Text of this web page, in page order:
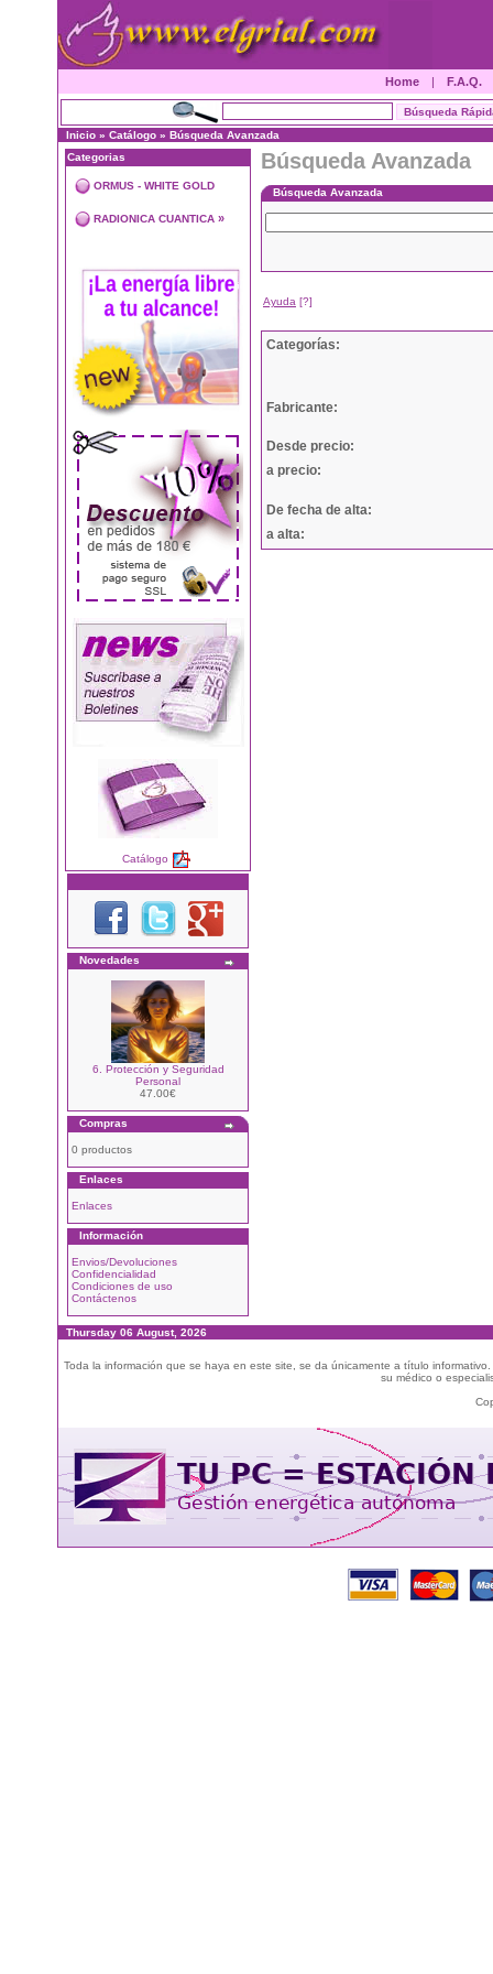
Home | F.A.Q.
Inicio » Catálogo » Búsqueda Avanzada
Categorias
ORMUS - WHITE GOLD
RADIONICA CUANTICA »
Catálogo
Novedades
6. Protección y Seguridad
Personal
47.00€
Compras
0 productos
Enlaces
Enlaces
Información
Envios/Devoluciones
Confidencialidad
Condiciones de uso
Contáctenos
Búsqueda Avanzada
Búsqueda Avanzada
Ayuda [?]
Categorías:
Fabricante:
Desde precio:
a precio:
De fecha de alta:
a alta:
Thursday 06 August, 2026
Toda la información que se haya en este site, se da únicamente a título
su médico o